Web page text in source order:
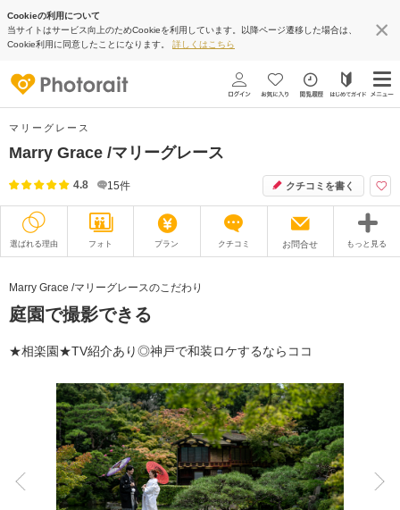
Cookieの利用について
当サイトはサービス向上のためCookieを利用しています。以降ページ遷移した場合は、
Cookie利用に同意したことになります。 詳しくはこちら
マリーグレース
Marry Grace /マリーグレース
4.8 15件 クチコミを書く
選ばれる理由 フォト プラン クチコミ お問合せ もっと見る
衣装
オプション ブログ
アクセス/TEL スタジオトップ
こだわりポイント
Marry Grace /マリーグレースのこだわり
庭園で撮影できる
★相楽園★TV紹介あり◎神戸で和装ロケするならココ